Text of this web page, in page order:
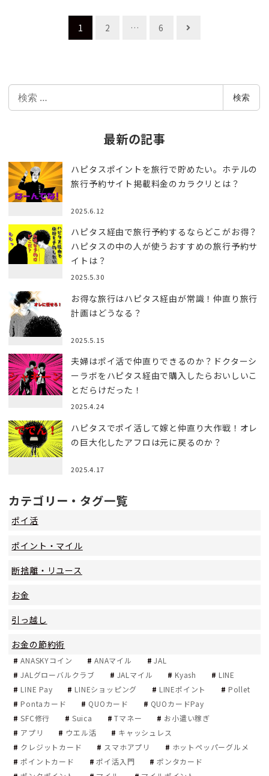
ビ
ゲ
ン
1 2 … 6
検
検索
最新の記事
ハピタスポイントを旅行で貯めたい。ホテルの
旅行予約サイト掲載料金のカラクリとは？
2025.6.12
ハピタス経由で旅行予約するならどこがお得？
ハピタスの中の人が使うおすすめの旅行予約サ
イトは？
2025.5.30
お得な旅行はハピタス経由が常識！仲直り旅行
計画はどうなる？
2025.5.15
夫婦はポイ活で仲直りできるのか？ドクターシ
ーラボをハピタス経由で購入したらおいしいこ
とだらけだった！
2025.4.24
ハピタスでポイ活して嫁と仲直り大作戦！オレ
の巨大化したアフロは元に戻るのか？
2025.4.17
カテゴリー・タグ一覧
ポイ活
ポイント・マイル
断捨離・リユース
お金
引っ越し
お金の節約術
ANASKYコイン ANAマイル
JAL
JALグローバルクラブ
JALマイル Kyash
LINE
LINE Pay
LINEショッピング LINEポイント
Pollet
Pontaカード
QUOカード
QUOカードPay
SFC修行
Suica Tマネー
お小遣い稼ぎ
アプリ
ウエル活
キャッシュレス
クレジットカード
スマホアプリ
ホットペッパーグルメ
ポイントカード
ポイ活入門
ポンタカード